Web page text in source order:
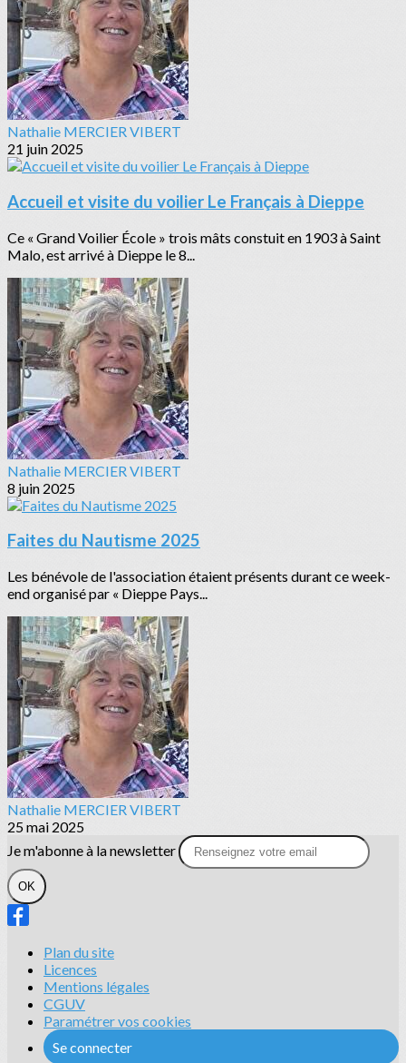
Nathalie MERCIER VIBERT
21 juin 2025
Accueil et visite du voilier Le Français à Dieppe
Ce « Grand Voilier École » trois mâts constuit en 1903 à Saint
Malo, est arrivé à Dieppe le 8...
Nathalie MERCIER VIBERT
8 juin 2025
Faites du Nautisme 2025
Les bénévole de l'association étaient présents durant ce week-
end organisé par « Dieppe Pays...
Nathalie MERCIER VIBERT
25 mai 2025
Je m'abonne à la newsletter
OK
Plan du site
Licences
Mentions légales
CGUV
Paramétrer vos cookies
Se connecter